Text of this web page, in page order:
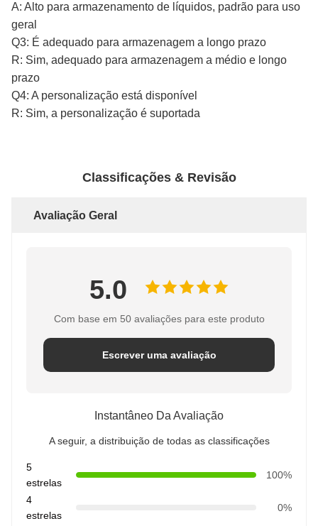
A: Alto para armazenamento de líquidos, padrão para uso
geral
Q3: É adequado para armazenagem a longo prazo
R: Sim, adequado para armazenagem a médio e longo
prazo
Q4: A personalização está disponível
R: Sim, a personalização é suportada
Classificações & Revisão
Avaliação Geral
5.0
Com base em 50 avaliações para este produto
Escrever uma avaliação
Instantâneo Da Avaliação
A seguir, a distribuição de todas as classificações
5
estrelas
100%
4
estrelas
0%